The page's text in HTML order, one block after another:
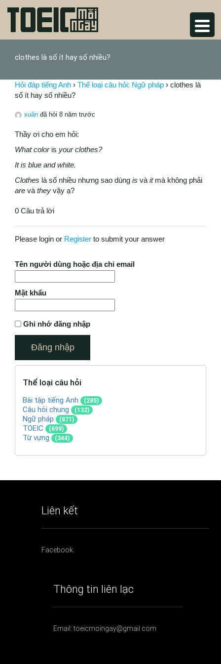
clothes là số ít hay số nhiều?
Hỏi đáp tiếng Anh › Thể loại câu hỏi: Ngữ pháp › clothes là
số ít hay số nhiều?
xuân đã hỏi 8 năm trước
Thầy ơi cho em hỏi:
What color is your clothes?
It is blue and white.
Clothes là số nhiều nhưng sao dùng is và itmà không phải
are và they vậy ạ?
0 Câu trả lời
Please login or Register to submit your answer
Tên người dùng hoặc địa chỉ email
Mật khẩu
Ghi nhớ đăng nhập
Thể loại câu hỏi
Bài tập tiếng Anh (285)
Câu hỏi chung (132)
Ngữ pháp (871)
TOEIC (699)
Từ vựng (344)
Liên kết
Facebook
Thông tin liên lạc
Email: toeicmoingay@gmail.com